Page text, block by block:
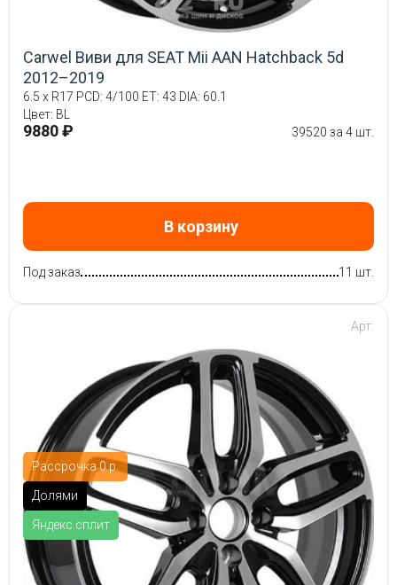
Carwel Виви для SEAT Mii AAN Hatchback 5d
2012–2019
6.5 x R17 PCD: 4/100 ET: 43 DIA: 60.1
Цвет: BL
9880 ₽ 39520 за 4 шт.
В корзину
Под заказ 11 шт.
Рассрочка 0 р.
Долями
Яндекс.сплит
Арт: